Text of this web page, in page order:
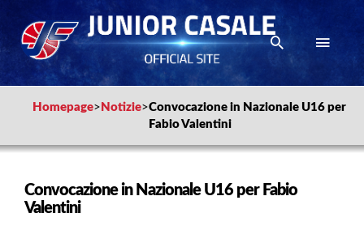
Homepage> Notizie>Convocazione in Nazionale U16 per
Fabio Valentini
Convocazione in Nazionale U16 per Fabio
Valentini